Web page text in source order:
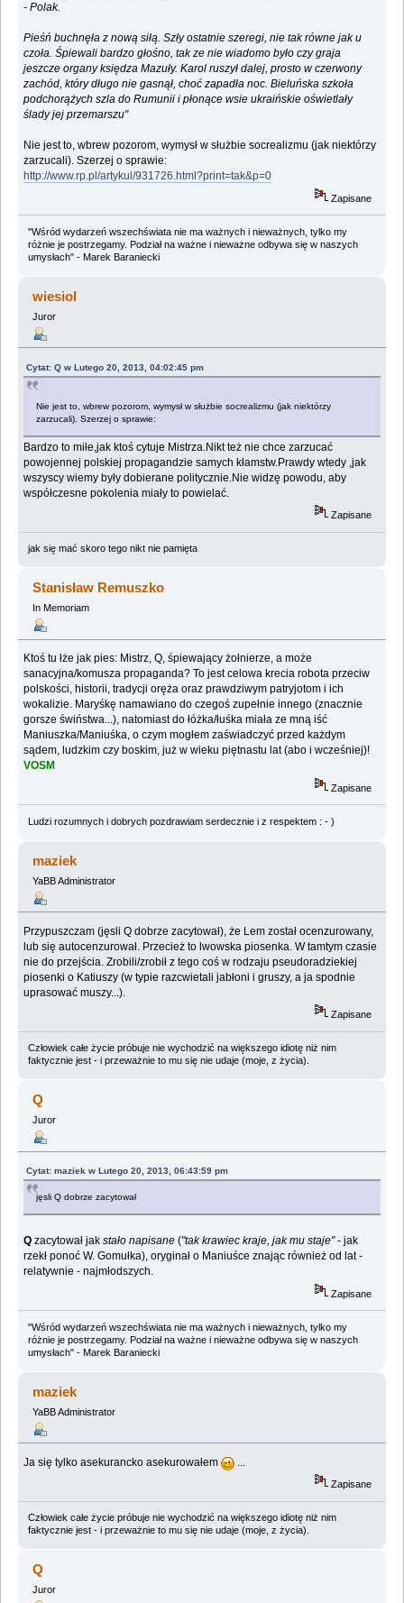
- Polak.
Pieśń buchnęła z nową siłą. Szły ostatnie szeregi, nie tak równe jak u
czoła. Śpiewali bardzo głośno, tak ze nie wiadomo było czy graja
jeszcze organy księdza Mazuły. Karol ruszył dalej, prosto w czerwony
zachód, który długo nie gasnął, choć zapadła noc. Bieluńska szkoła
podchorążych szla do Rumunii i płonące wsie ukraińskie oświetlały
ślady jej przemarszu"
Nie jest to, wbrew pozorom, wymysł w służbie socrealizmu (jak niektórzy
zarzucali). Szerzej o sprawie:
http://www.rp.pl/artykul/931726.html?print=tak&p=0
Zapisane
"Wśród wydarzeń wszechświata nie ma ważnych i nieważnych, tylko my
różnie je postrzegamy. Podział na ważne i nieważne odbywa się w naszych
umysłach" - Marek Baraniecki
wiesiol
Juror
Cytat: Q w Lutego 20, 2013, 04:02:45 pm
Nie jest to, wbrew pozorom, wymysł w służbie socrealizmu (jak niektórzy
zarzucali). Szerzej o sprawie:
Bardzo to miłe,jak ktoś cytuje Mistrza.Nikt też nie chce zarzucać
powojennej polskiej propagandzie samych kłamstw.Prawdy wtedy ,jak
wszyscy wiemy były dobierane politycznie.Nie widzę powodu, aby
współczesne pokolenia miały to powielać.
Zapisane
jak się mać skoro tego nikt nie pamięta
Stanisław Remuszko
In Memoriam
Ktoś tu łże jak pies: Mistrz, Q, śpiewający żołnierze, a może
sanacyjna/komusza propaganda? To jest celowa krecia robota przeciw
polskości, historii, tradycji oręża oraz prawdziwym patryjotom i ich
wokalizie. Maryśkę namawiano do czegoś zupełnie innego (znacznie
gorsze świństwa...), natomiast do łóżka/łuśka miała ze mną iść
Maniuszka/Maniuśka, o czym mogłem zaświadczyć przed każdym
sądem, ludzkim czy boskim, już w wieku piętnastu lat (abo i wcześniej)!
VOSM
Zapisane
Ludzi rozumnych i dobrych pozdrawiam serdecznie i z respektem : - )
maziek
YaBB Administrator
Przypuszczam (jęsli Q dobrze zacytował), że Lem został ocenzurowany,
lub się autocenzurował. Przecież to lwowska piosenka. W tamtym czasie
nie do przejścia. Zrobili/zrobił z tego coś w rodzaju pseudoradziekiej
piosenki o Katiuszy (w typie razcwietali jabłoni i gruszy, a ja spodnie
uprasować muszy...).
Zapisane
Człowiek całe życie próbuje nie wychodzić na większego idiotę niż nim
faktycznie jest - i przeważnie to mu się nie udaje (moje, z życia).
Q
Juror
Cytat: maziek w Lutego 20, 2013, 06:43:59 pm
jęsli Q dobrze zacytował
Q zacytował jakstało napisane ("tak krawiec kraje, jak mu staje"- jak
rzekł ponoć W. Gomułka), oryginał o Maniuśce znając również od lat -
relatywnie - najmłodszych.
Zapisane
"Wśród wydarzeń wszechświata nie ma ważnych i nieważnych, tylko my
różnie je postrzegamy. Podział na ważne i nieważne odbywa się w naszych
umysłach" - Marek Baraniecki
maziek
YaBB Administrator
Ja się tylko asekurancko asekurowałem ...
Zapisane
Człowiek całe życie próbuje nie wychodzić na większego idiotę niż nim
faktycznie jest - i przeważnie to mu się nie udaje (moje, z życia).
Q
Juror